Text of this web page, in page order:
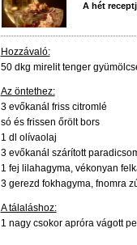
A hét
Hozzávaló:
50 dkg mirelit tenger
Az öntethez:
3 evőkanál friss citromlé
só és frissen őrölt bors
1 dl olívaolaj
3 evőkanál szárított
1 fej lilahagyma, vékonyan
3 gerezd fokhagyma, fnomra
A tálaláshoz:
1 nagy csokor apróra vágott